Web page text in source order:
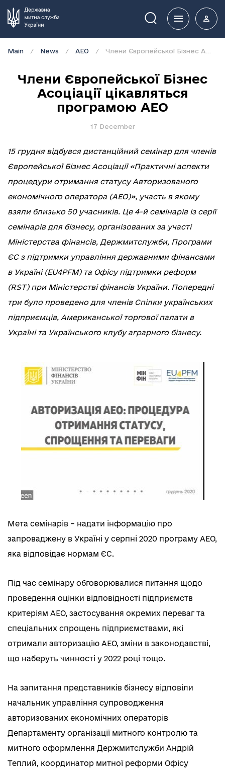
Пошук
Main News АЕО
Члени Європейської Бізнес
Асоціації цікавляться
програмою АЕО
17 December
15 грудня відбувся дистанційний семінар для членів
Європейської Бізнес Асоціації «Практичні аспекти
процедури отримання статусу Авторизованого
економічного оператора (АЕО)», участь в якому
взяли близько 50 учасників. Це 4-й семінарів із серії
семінарів для бізнесу, організованих за участі
Міністерства фінансів, Держмитслужби, Програми
ЄС з підтримки управління державними фінансами
в Україні (EU4PFM) та Офісу підтримки реформ
(RST) при Міністерстві фінансів України. Попередні
три було проведено для членів Спілки українських
підприємців, Американської торгової палати в
Україні та Українського клубу аграрного бізнесу.
Мета семінарів – надати інформацію про
запроваджену в Україні у серпні 2020 програму АЕО,
яка відповідає нормам ЄС.
Під час семінару обговорювалися питання щодо
проведення оцінки відповідності підприємств
критеріям АЕО, застосування окремих переваг та
спеціальних спрощень підприємствами, які
отримали авторизацію АЕО, зміни в законодавстві,
що наберуть чинності у 2022 році тощо.
На запитання представників бізнесу відповіли
начальник управління супроводження
авторизованих економічних операторів
Департаменту організації митного контролю та
митного оформлення Держмитслужби Андрій
Теплий, координатор митної реформи Офісу